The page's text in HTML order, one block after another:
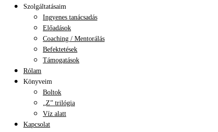
Szolgáltatásaim
Ingyenes tanácsadás
Előadások
Coaching / Mentorálás
Befektetések
Támogatások
Rólam
Könyveim
Boltok
„Z” trilógia
Víz alatt
Kapcsolat